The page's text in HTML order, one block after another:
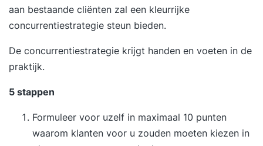
van oefeningen en cases.• Om het rendement van
de training nog groter te maken, nodigen wij je
correspondentie aan te leveren uit jouw eigen
werkpraktijk. De docent geeft daarop gerichte
feedback en tips voor verbetering.• Kleine
vragen en meegebrachte/ingestuurde teksten.•
Voorafgaand zenden wij u een intakeformulier
aan bestaande cliënten zal een kleurrijke
concurrentiestrategie steun bieden.
De concurrentiestrategie krijgt handen en voeten in de
praktijk.
5 stappen
Formuleer voor uzelf in maximaal 10 punten
waarom klanten voor u zouden moeten kiezen in